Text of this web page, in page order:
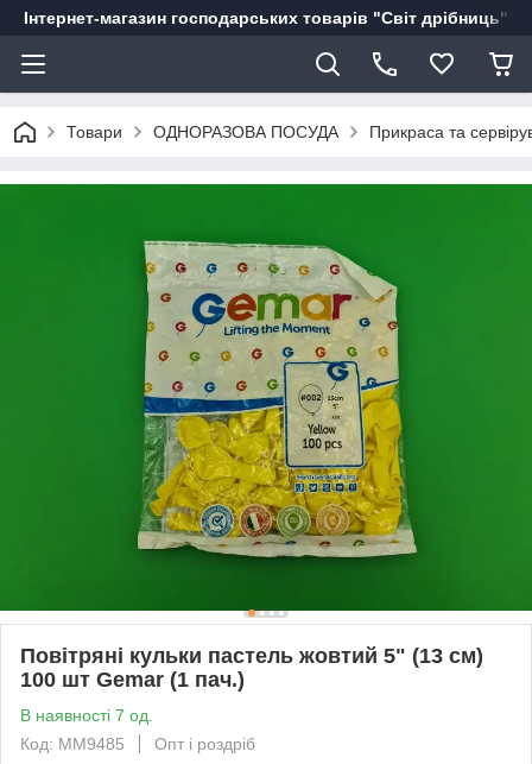
Інтернет-магазин господарських товарів "Світ дрібниць"
Товари ОДНОРАЗОВА ПОСУДА Прикраса та
Повітряні кульки пастель жовтий 5" (13 см)
100 шт Gemar (1 пач.)
В наявності 7 од.
Код: ММ9485
Опт і роздріб